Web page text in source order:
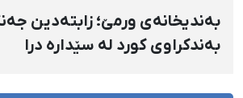
بەندیخانەی ورمێ؛ زابتەدین
بەندکراوی کورد لە سێدارە درا